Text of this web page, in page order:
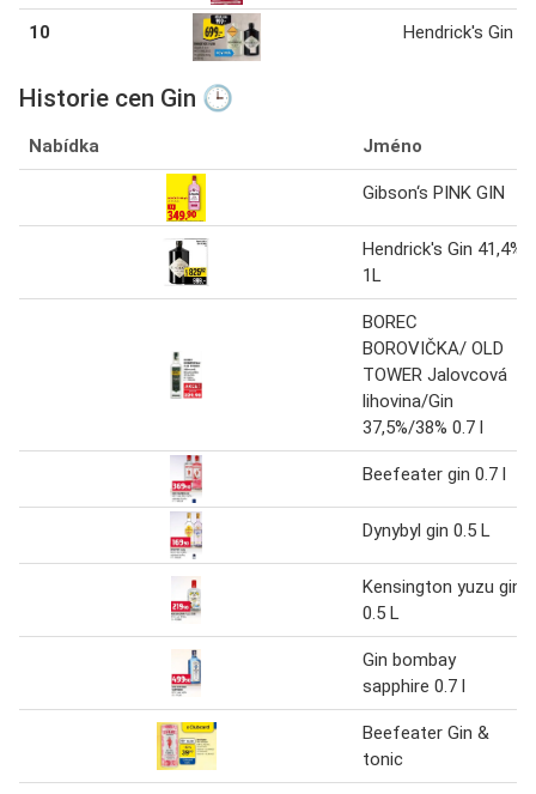
10 Hendrick's Gin
Historie cen Gin 🕒
Nabídka Jméno
Gibson‘s PINK GIN
Hendrick's Gin 41,4%
1L
BOREC
BOROVIČKA/ OLD
TOWER Jalovcová
lihovina/Gin
37,5%/38% 0.7 l
Beefeater gin 0.7 l
Dynybyl gin 0.5 L
Kensington yuzu gin
0.5 L
Gin bombay
sapphire 0.7 l
Beefeater Gin &
tonic